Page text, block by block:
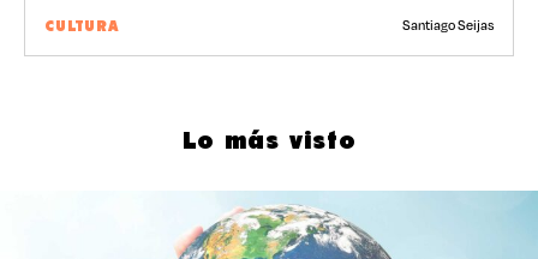
CULTURA Santiago Seijas
Lo más visto